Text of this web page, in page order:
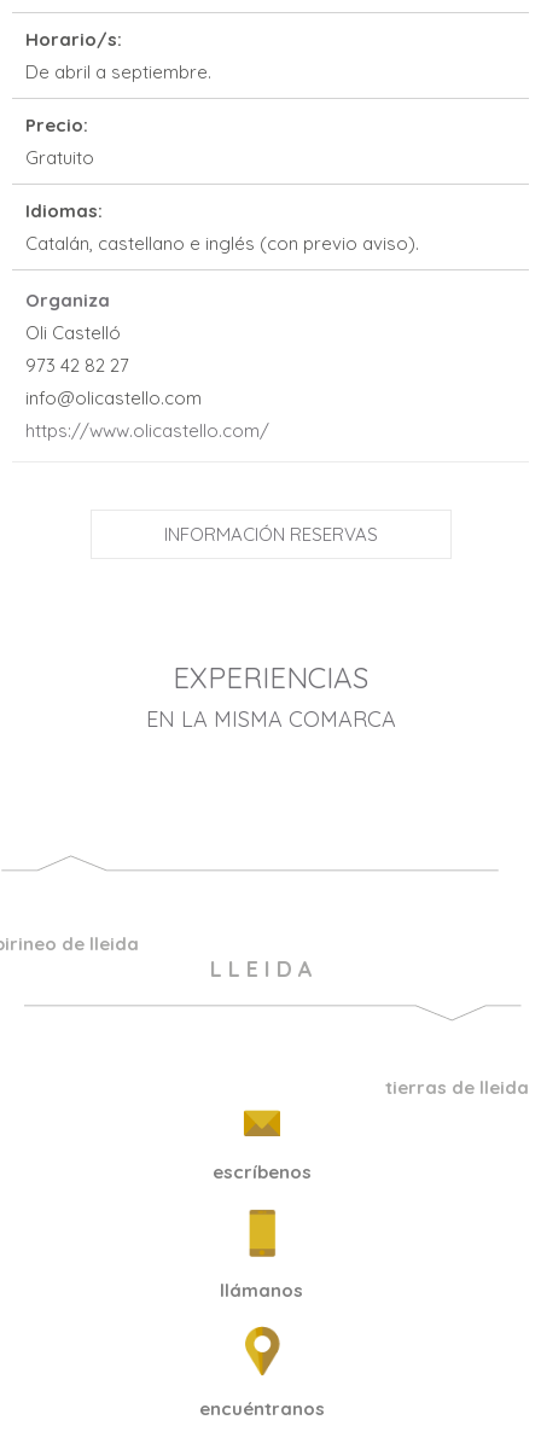
Horario/s:
De abril a septiembre.
Precio:
Gratuito
Idiomas:
Catalán, castellano e inglés (con previo aviso).
Organiza
Oli Castelló
973 42 82 27
info@olicastello.com
https://www.olicastello.com/
INFORMACIÓN RESERVAS
EXPERIENCIAS
EN LA MISMA COMARCA
de lleida
L L E I D A
tierras de lleida
escríbenos
llámanos
encuéntranos